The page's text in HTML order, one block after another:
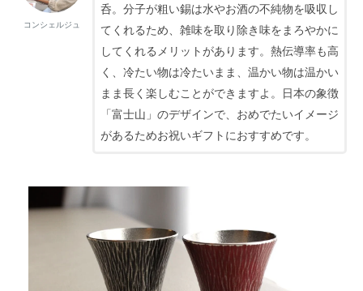
コンシェルジュ
呑。分子が粗い錫は水やお酒の不純物を吸収し
てくれるため、雑味を取り除き味をまろやかに
してくれるメリットがあります。熱伝導率も高
く、冷たい物は冷たいまま、温かい物は温かい
まま長く楽しむことができますよ。日本の象徴
「富士山」のデザインで、おめでたいイメージ
があるためお祝いギフトにおすすめです。